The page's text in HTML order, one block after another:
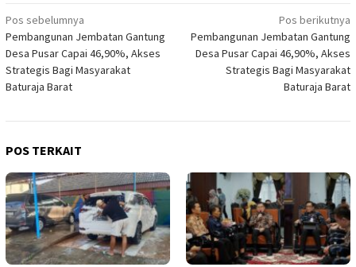
Navigasi
pos
Pos sebelumnya
Pembangunan Jembatan Gantung
Desa Pusar Capai 46,90%, Akses
Strategis Bagi Masyarakat
Baturaja Barat
Pos berikutnya
Pembangunan Jembatan Gantung
Desa Pusar Capai 46,90%, Akses
Strategis Bagi Masyarakat
Baturaja Barat
POS TERKAIT